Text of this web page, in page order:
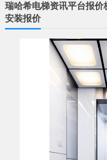
瑞哈希电梯资讯平台报
安装报价